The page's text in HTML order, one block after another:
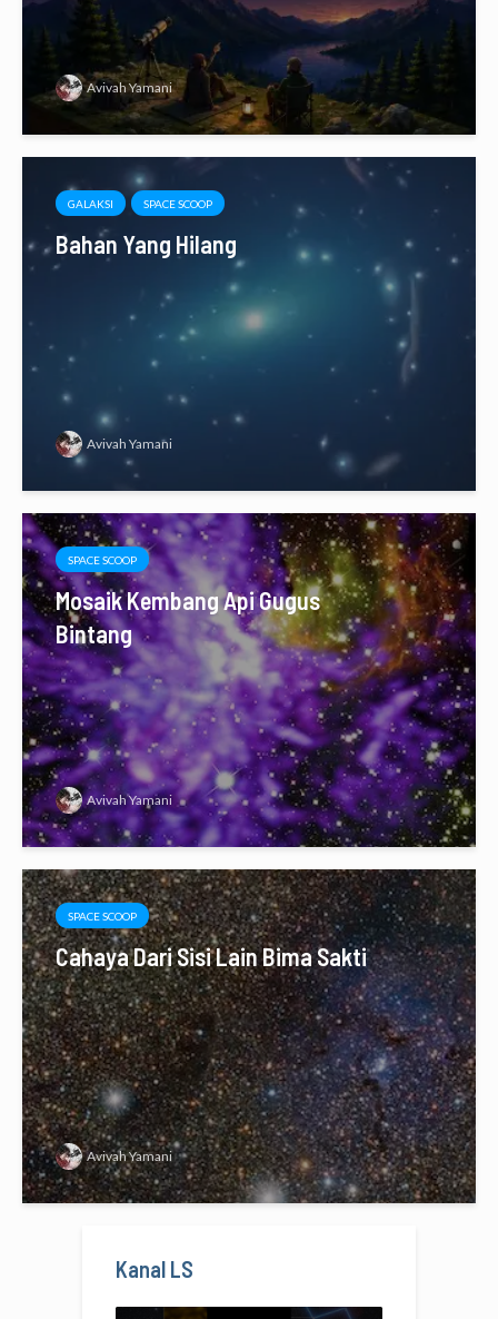
Avivah Yamani
GALAKSI SPACE SCOOP
Bahan Yang Hilang
Avivah Yamani
SPACE SCOOP
Mosaik Kembang Api Gugus
Bintang
Avivah Yamani
SPACE SCOOP
Cahaya Dari Sisi Lain Bima Sakti
Avivah Yamani
Kanal LS